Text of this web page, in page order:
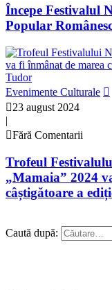
Începe Festivalul
Popular
Evenimente Culturale
23 august 2024
|
Fără Comentarii
Trofeul
„Mamaia” 2024
câștigătoare a
Caută după: